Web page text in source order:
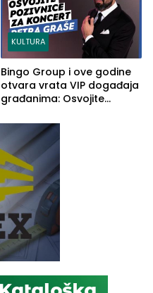
KULTURA
Bingo Group i ove godine
otvara vrata VIP događaja
građanima: Osvojite
Graše